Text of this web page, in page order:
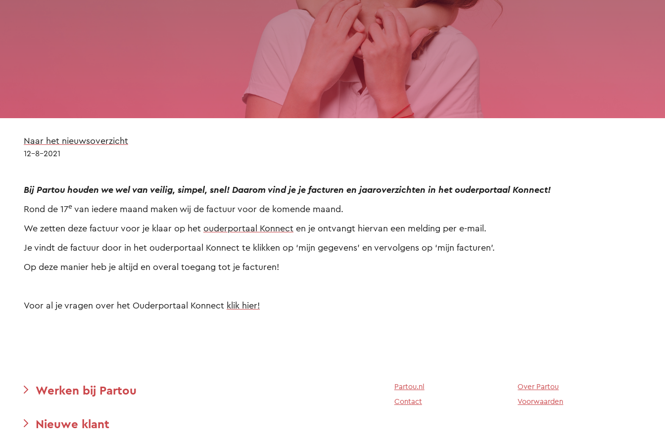
Naar het nieuwsoverzicht
12-8-2021
Bij Partou houden we wel van veilig, simpel, snel! Daarom vind je je facturen en jaaroverzichten in het ouderportaal Konnect!
Rond de 17e van iedere maand maken wij de factuur voor de komende maand.
We zetten deze factuur voor je klaar op het ouderportaal Konnect en je ontvangt hiervan een melding per e-mail.
Je vindt de factuur door in het ouderportaal Konnect te klikken op ‘mijn gegevens’ en vervolgens op ‘mijn facturen’.
Op deze manier heb je altijd en overal toegang tot je facturen!
Voor al je vragen over het Ouderportaal Konnect klik hier!
Werken bij Partou
Nieuwe klant
Partou.nl
Contact
Over Partou
Voorwaarden